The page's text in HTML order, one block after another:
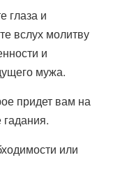
глаза и
вслух молитву
и
мужа.
придет вам на
или